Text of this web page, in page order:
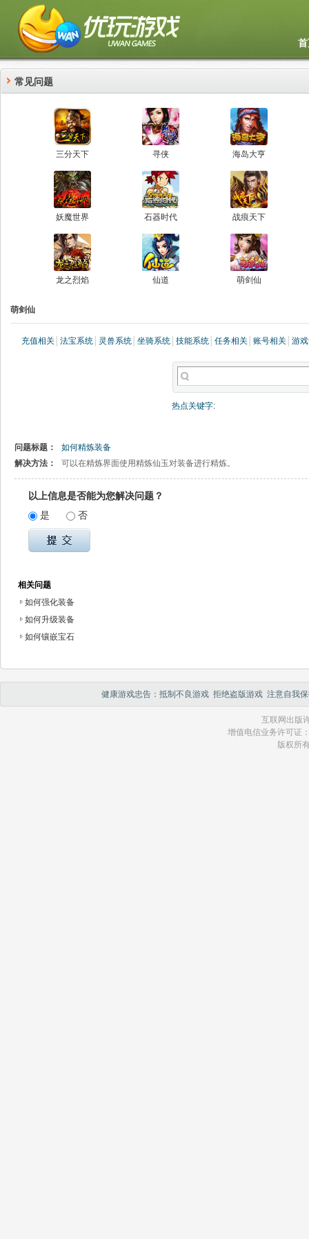
常见问题
三分天下 寻侠 海岛大亨
妖魔世界 石器时代 战痕天下
龙之烈焰 仙道 萌剑仙
萌剑仙
充值相关 法宝系统 灵兽系统 坐骑系统 技能系统 任务相关 账号相关 游
热点关键字:
问题标题：
如何精炼装备
解决方法：
可以在精炼界面使用精炼仙玉对装备进行精炼。
以上信息是否能为您解决问题？
是
否
相关问题
如何强化装备
如何升级装备
如何镶嵌宝石
健康游戏忠告：抵制不良游戏 拒绝盗版游戏 注意自我
互联网出版
增值电信业务许可证
版权所